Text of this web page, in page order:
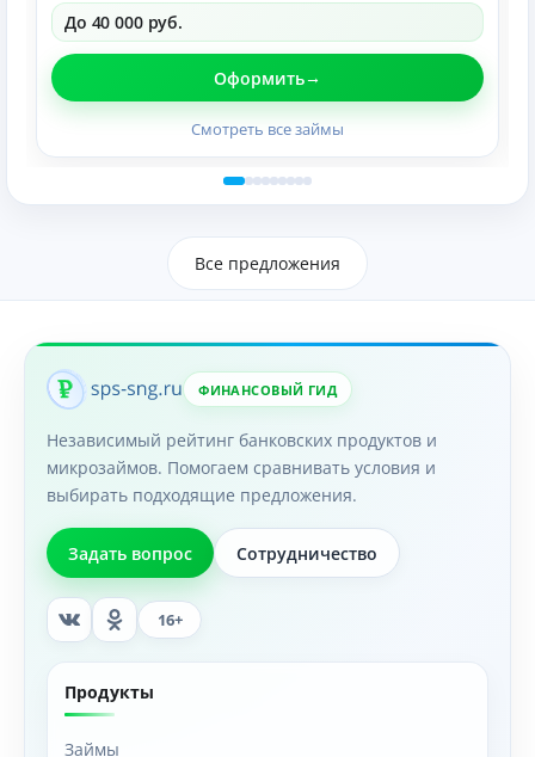
До 40 000 руб.
Оформить
Смотреть все займы
Все предложения
ФИНАНСОВЫЙ ГИД
Независимый рейтинг банковских продуктов и
микрозаймов. Помогаем сравнивать условия и
выбирать подходящие предложения.
Задать вопрос Сотрудничество
16+
Продукты
Займы